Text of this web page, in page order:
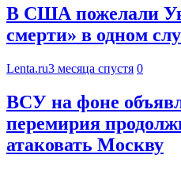
В США пожелали
смерти» в одном
Lenta.ru3 месяца спустя 0
ВСУ на фоне
перемирия
атаковать Москву